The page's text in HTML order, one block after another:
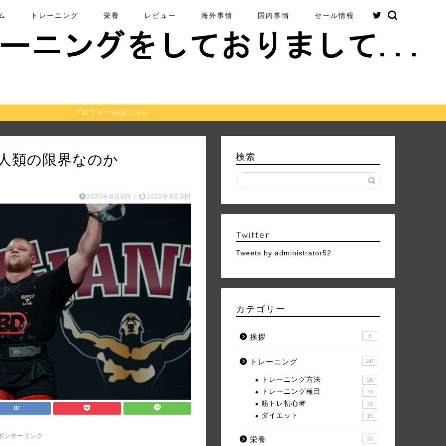
トレーニング 栄養 レビュー 海外事情 国内事情 セール情報
プロフィールはこちら
類の限界なのか
2022年8月9日 / 2022年8月9日
ンサーリンク
検索
Twitter
Tweets by administrator52
カテゴリー
挨拶 8
トレーニング 147
トレーニング方法 26
トレーニング種目 73
筋トレ初心者 33
ダイエット 15
栄養 33